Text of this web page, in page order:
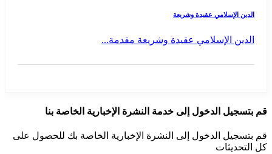
الدين الإسلامي عقيدة وشريعة
الدين الإسلامي عقيدة وشريعة مقدمة...
قم بتسجيل الدخول إلى خدمة النشرة الإخبارية الخاصة بنا
قم بتسجيل الدخول إلى النشرة الإخبارية الخاصة بك للحصول على
كل التحديثات